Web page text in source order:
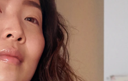
我的地址
Elixir
Español
Português
Русский
文 繁體中文